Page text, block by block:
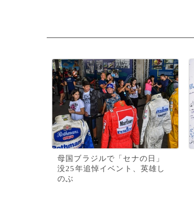
母国ブラジルで「セナの日」
没25年追悼イベント、英雄し
のぶ